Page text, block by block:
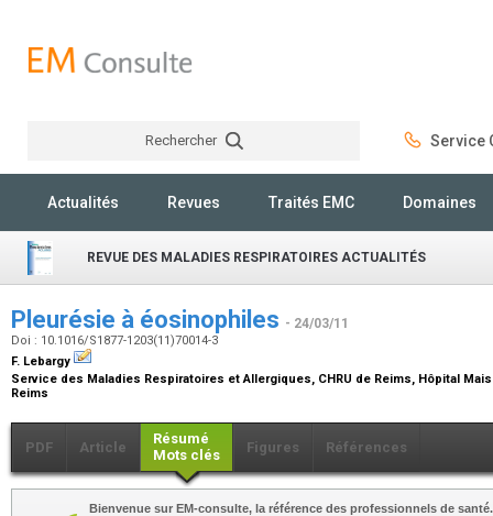
Rechercher Service
Actualités Revues Traités EMC Domaines
REVUE DES MALADIES RESPIRATOIRES ACTUALITÉS
Pleurésie à éosinophiles - 24/03/11
Doi : 10.1016/S1877-1203(11)70014-3
F. Lebargy
Service des Maladies Respiratoires et Allergiques, CHRU de Reims, Hôpital
Reims
PDF Article
Résumé
Mots clés
Figures Références
Bienvenue sur EM-consulte, la référence des professionnels de santé.